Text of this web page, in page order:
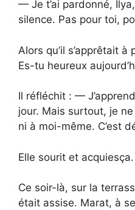
— Je t’ai pardonné,
silence. Pas pour toi,
Alors qu’il s’apprêtait
Es-tu heureux
Il réfléchit : —
jour. Mais surtout, je
ni à moi-même. C’est
Elle sourit et acquiesça.
Ce soir-là, sur la
était assise. Marat, à